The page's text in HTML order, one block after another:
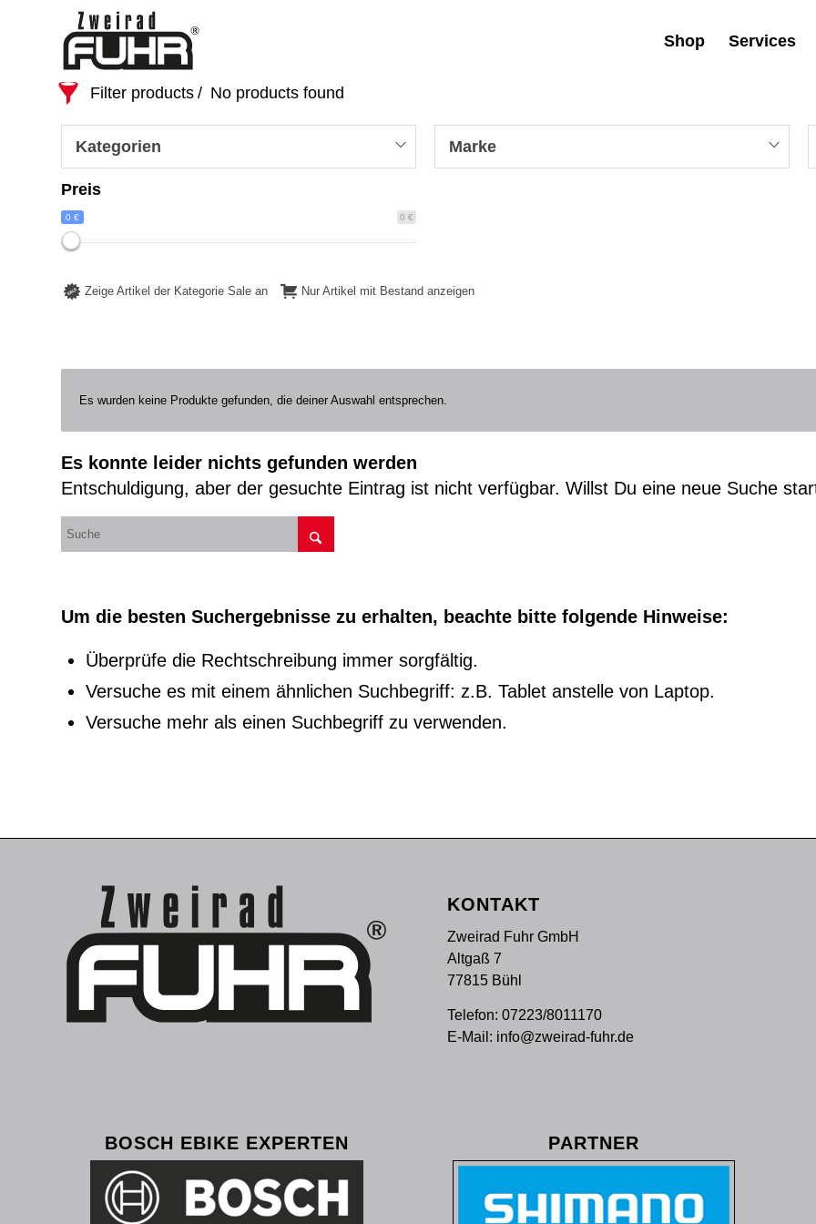
Shop Services
Filter products No products found
Kategorien Marke
Preis
0 €
0 €
Zeige Artikel der Kategorie Sale an Nur Artikel mit Bestand anzeigen
Es wurden keine Produkte gefunden, die deiner Auswahl entsprechen.
Es konnte leider nichts gefunden werden
Entschuldigung, aber der gesuchte Eintrag ist nicht verfügbar. Willst Du eine neue Suche
Um die besten Suchergebnisse zu erhalten, beachte bitte folgende Hinweise:
Überprüfe die Rechtschreibung immer sorgfältig.
Versuche es mit einem ähnlichen Suchbegriff: z.B. Tablet anstelle von Laptop.
Versuche mehr als einen Suchbegriff zu verwenden.
KONTAKT
Zweirad Fuhr GmbH
Altgaß 7
77815 Bühl
Telefon: 07223/8011170
E-Mail: info@zweirad-fuhr.de
BOSCH EBIKE EXPERTEN PARTNER